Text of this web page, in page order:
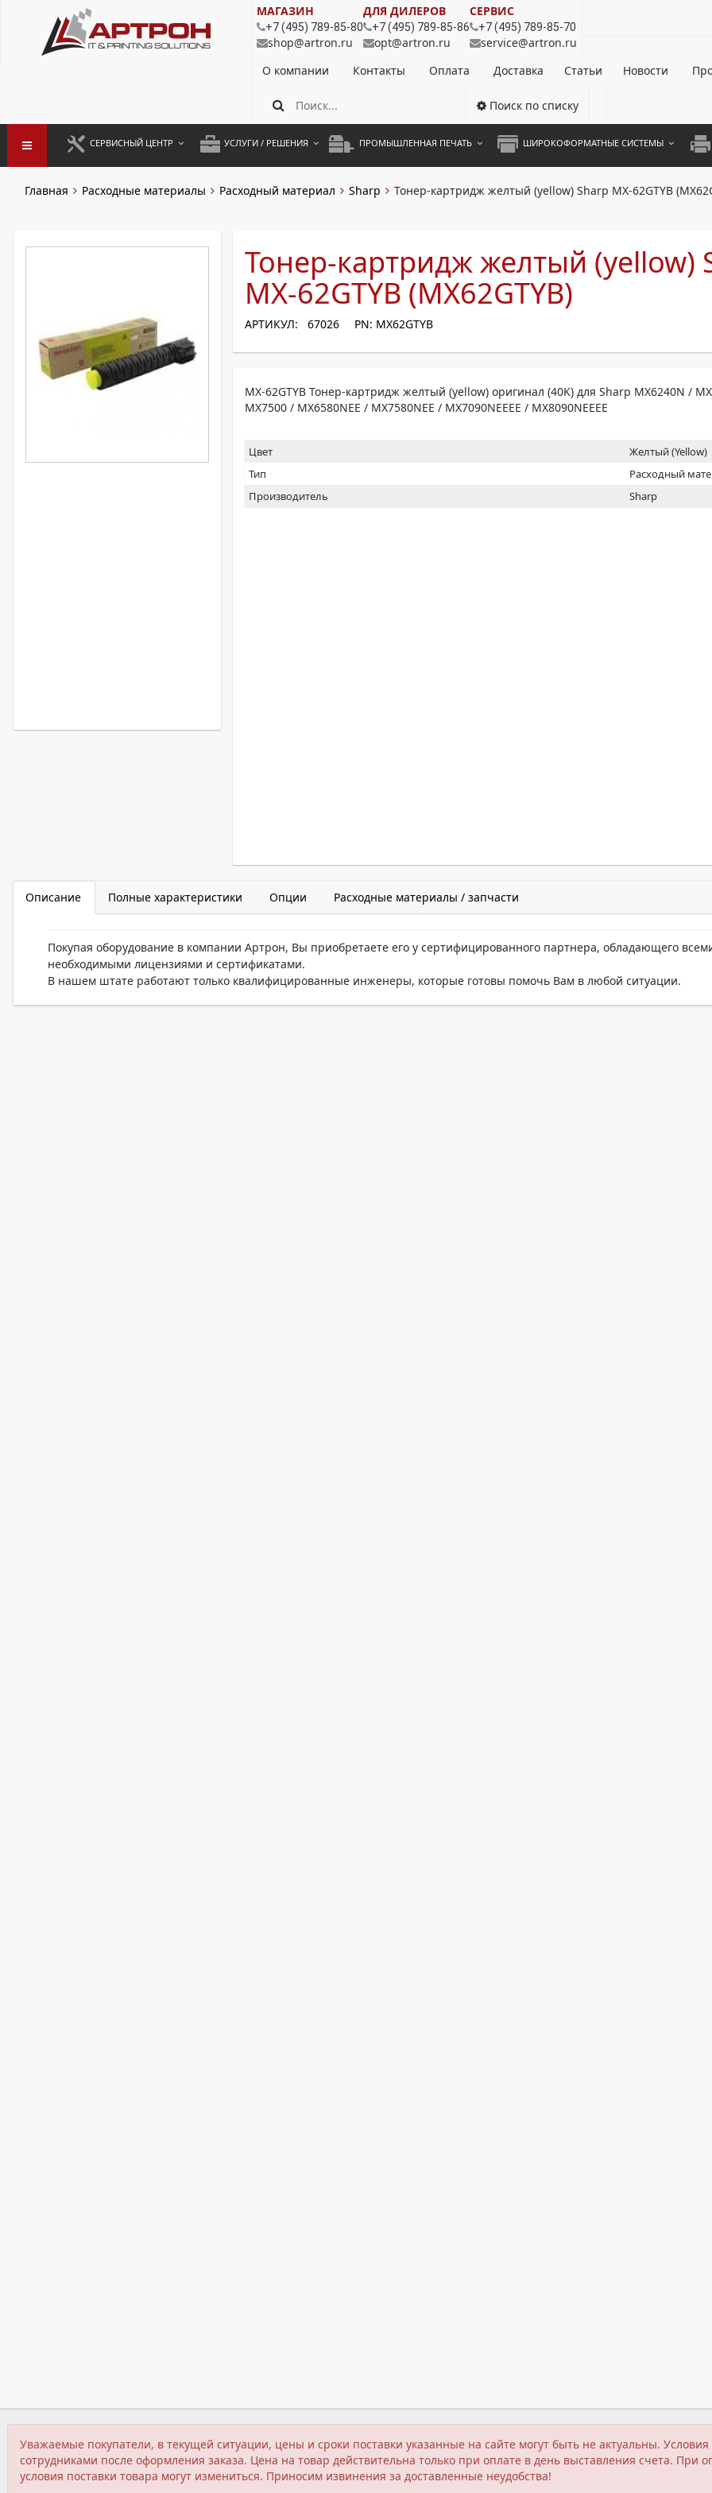
МАГАЗИН
+7 (495) 789-85-80
shop@artron.ru
ДЛЯ ДИЛЕРОВ
+7 (495) 789-85-86
opt@artron.ru
СЕРВИС
+7 (495) 789-85-70
service@artron.ru
О компании
Контакты Оплата Доставка Статьи Новости
Поиск по списку
СЕРВИСНЫЙ ЦЕНТР
РАЗОВЫЕ РЕМОНТЫ
УСЛУГИ / РЕШЕНИЯ
АРЕНДА ОБОРУДОВАНИЯ
ПРОМЫШЛЕННАЯ ПЕЧАТЬ ШИРОКОФОРМАТНЫЕ СИСТЕМЫ
А4
Главная Расходные материалы Расходный материал Sharp Тонер-картридж желтый (yellow) Sharp MX-62GTYB
Тонер-картридж желтый (yellow)
MX-62GTYB (MX62GTYB)
АРТИКУЛ: 67026 PN: MX62GTYB
MX-62GTYB Тонер-картридж желтый (yellow) оригинал (40K) для Sharp MX6240N /
MX7500 / MX6580NEE / MX7580NEE / MX7090NEEEE / MX8090NEEEE
Цвет
Желтый (Yellow)
Тип
Расходный
Производитель
Sharp
Описание Полные характеристики Опции Расходные материалы / запчасти
Покупая оборудование в компании Артрон, Вы приобретаете его у сертифицированного партнера, обладающего
необходимыми лицензиями и сертификатами.
В нашем штате работают только квалифицированные инженеры, которые готовы помочь Вам в любой ситуации.
Уважаемые покупатели, в текущей ситуации, цены и сроки поставки указанные на сайте могут быть не актуальны.
сотрудниками после оформления заказа. Цена на товар действительна только при оплате в день выставления счета.
условия поставки товара могут измениться. Приносим извинения за доставленные неудобства!